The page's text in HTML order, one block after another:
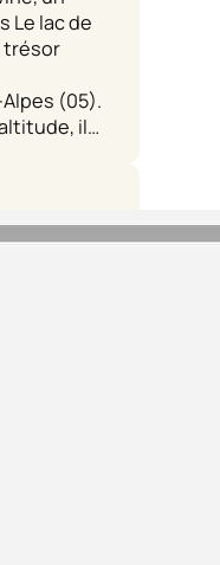
Le lac de
trésor
(05).
il…